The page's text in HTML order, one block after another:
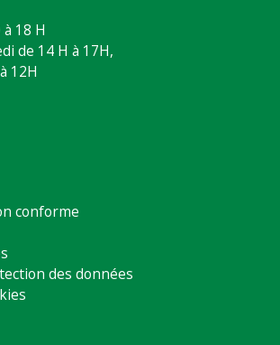
18 H
de 14 H à 17H,
12H
conforme
des données